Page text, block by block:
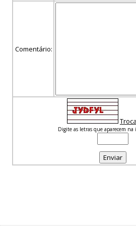
Comentário:
Digite as letras que aparecem na